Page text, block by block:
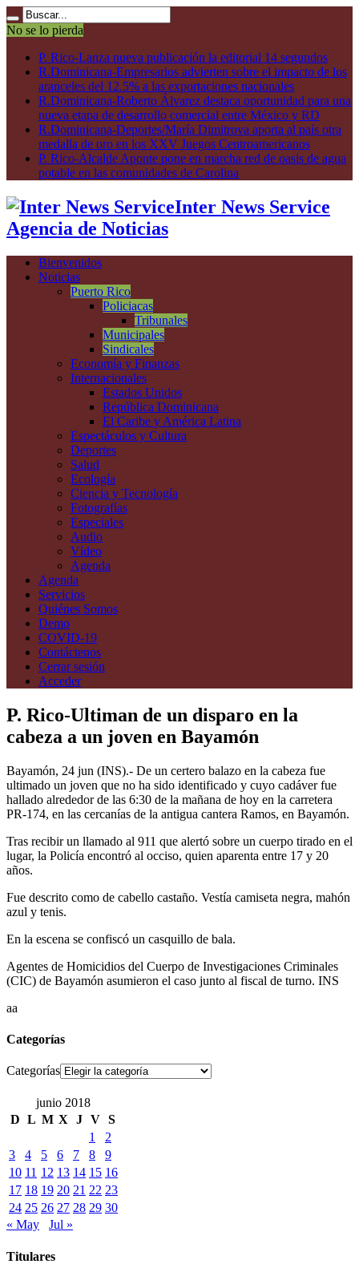
No se lo pierda
P. Rico-Lanza nueva publicación la editorial 14 segundos
R.Dominicana-Empresarios advierten sobre el impacto de los
aranceles del 12.5% a las exportaciones nacionales
R.Dominicana-Roberto Álvarez destaca oportunidad para una
nueva etapa de desarrollo comercial entre México y RD
R.Dominicana-Deportes/María Dimitrova aporta al país otra
medalla de oro en los XXV Juegos Centroamericanos
P. Rico-Alcalde Aponte pone en marcha red de oasis de agua
potable en las comunidades de Carolina
Inter News Service
Agencia de Noticias
Bienvenidos
Noticias
Puerto Rico
Policiacas
Tribunales
Municipales
Sindicales
Economía y Finanzas
Internacionales
Estados Unidos
República Dominicana
El Caribe y América Latina
Espectáculos y Cultura
Deportes
Salud
Ecología
Ciencia y Tecnología
Fotografías
Especiales
Audio
Vídeo
Agenda
Agenda
Servicios
Quiénes Somos
Demo
COVID-19
Contáctenos
Cerrar sesión
Acceder
P. Rico-Ultiman de un disparo en la
cabeza a un joven en Bayamón
Bayamón, 24 jun (INS).- De un certero balazo en la cabeza fue
ultimado un joven que no ha sido identificado y cuyo cadáver fue
hallado alrededor de las 6:30 de la mañana de hoy en la carretera
PR-174, en las cercanías de la antigua cantera Ramos, en Bayamón.
Tras recibir un llamado al 911 que alertó sobre un cuerpo tirado en el
lugar, la Policía encontró al occiso, quien aparenta entre 17 y 20
años.
Fue descrito como de cabello castaño. Vestía camiseta negra, mahón
azul y tenis.
En la escena se confiscó un casquillo de bala.
Agentes de Homicidios del Cuerpo de Investigaciones Criminales
(CIC) de Bayamón asumieron el caso junto al fiscal de turno. INS
aa
Categorías
Categorías
junio 2018
D L M X J V S
1
2
3
4 5 6 7 8
9
10 11 12 13 14 15 16
17 18 19 20 21 22 23
24 25 26 27 28 29 30
« May
Jul »
Titulares